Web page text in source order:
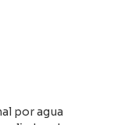
por agua